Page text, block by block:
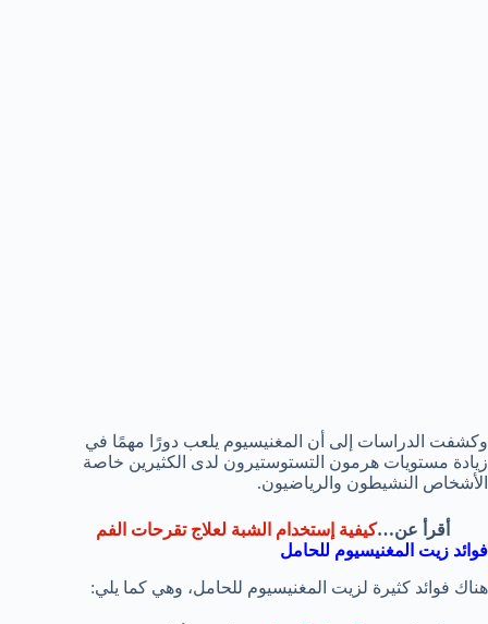
وكشفت الدراسات إلى أن المغنيسيوم يلعب دورًا مهمًا في
زيادة مستويات هرمون التستوستيرون لدى الكثيرين خاصة
الأشخاص النشيطون والرياضيون.
أقرأ عن…كيفية إستخدام الشبة لعلاج تقرحات الفم
فوائد زيت المغنيسيوم للحامل
هناك فوائد كثيرة لزيت المغنيسيوم للحامل، وهي كما يلي: